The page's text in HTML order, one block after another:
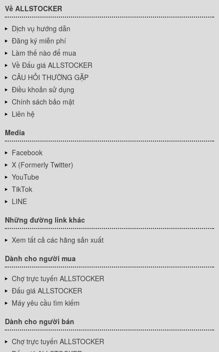
Về ALLSTOCKER
Dịch vụ hướng dẫn
Đăng ký miễn phí
Làm thế nào để mua
Về Đấu giá ALLSTOCKER
CÂU HỎI THƯỜNG GẶP
Điều khoản sử dụng
Chính sách bảo mật
Liên hệ
Media
Facebook
X (Formerly Twitter)
YouTube
TikTok
LINE
Những đường link khác
Xem tất cả các hãng sản xuất
Dành cho người mua
Chợ trực tuyến ALLSTOCKER
Đấu giá ALLSTOCKER
Máy yêu cầu tìm kiếm
Dành cho người bán
Chợ trực tuyến ALLSTOCKER